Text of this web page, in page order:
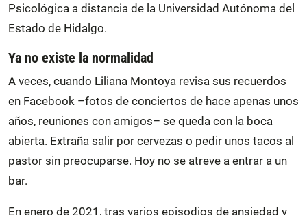
Psicológica a distancia de la Universidad Autónoma del
Estado de Hidalgo.
Ya no existe la normalidad
A veces, cuando Liliana Montoya revisa sus recuerdos
en Facebook –fotos de conciertos de hace apenas unos
años, reuniones con amigos– se queda con la boca
abierta. Extraña salir por cervezas o pedir unos tacos al
pastor sin preocuparse. Hoy no se atreve a entrar a un
bar.
En enero de 2021, tras varios episodios de ansiedad y